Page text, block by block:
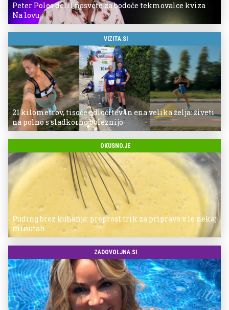
Peter Poles delil nasvete za bodoče tekmovalce kviza
Na lovu
VIZITA.SI
21 kilometrov, tisoče odločitev in ena velika želja: živeti
na polno s sladkorno boleznijo
OKUSNO.JE
Puding brez kuhanja: preprost trik za pripravo v le nekaj
minutah
ZADOVOLJNA.SI